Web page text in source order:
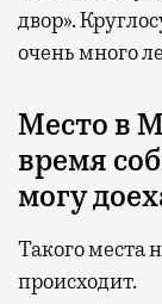
двор».
очень много
Место в
время
могу
Такого места
происходит.